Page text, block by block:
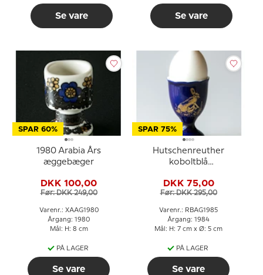
Se vare Se vare
SPAR 60%
1980 Arabia Års
æggebæger
DKK 100,00
Før: DKK 249,00
Varenr.: XAAG1980
Årgang: 1980
Mål: H: 8 cm
PÅ LAGER
Se vare
SPAR 75%
Hutschenreuther
koboltblå
DKK 75,00
Før: DKK 295,00
Varenr.: RBAG1985
Årgang: 1984
Mål: H: 7 cm x Ø: 5 cm
PÅ LAGER
Se vare